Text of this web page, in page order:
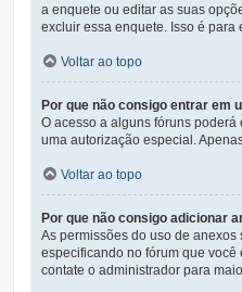
a enquete ou editar as suas
excluir essa enquete. Isso é
Voltar ao topo
Por que não consigo entrar em
O acesso a alguns fóruns
uma autorização especial.
Voltar ao topo
Por que não consigo adicionar
As permissões do uso de
especificando no fórum que
contate o administrador para